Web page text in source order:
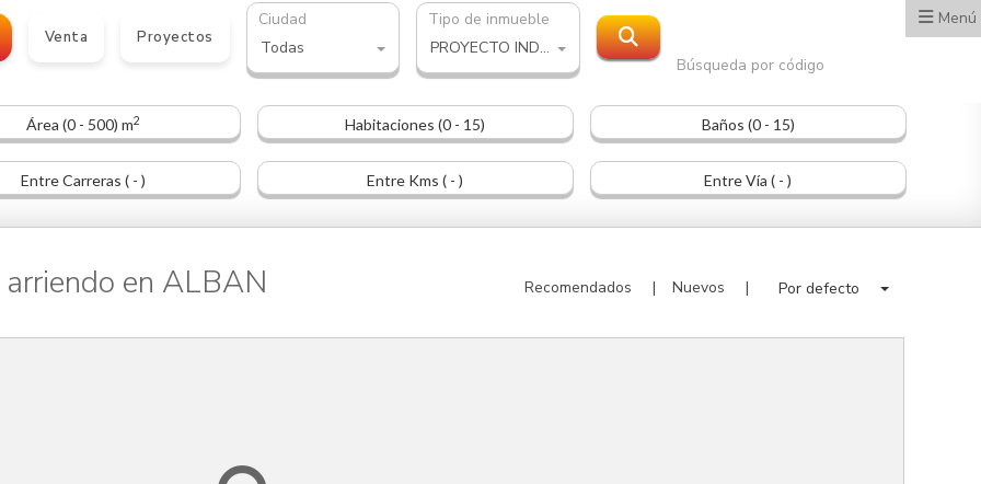
Menú
Venta Proyectos
Ciudad
Todas
Tipo de inmueble
PROYECTO INDUSTRIAL
Búsqueda por código
Área (0 - 500) m2 Habitaciones (0 - 15) Baños (0 - 15)
Entre Carreras ( - ) Entre Kms ( - ) Entre Vía ( - )
en ALBAN Recomendados Nuevos Por defecto